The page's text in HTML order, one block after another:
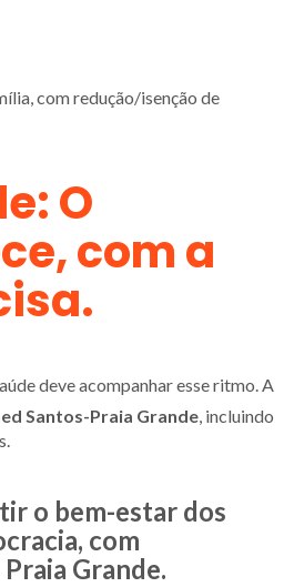
com redução/isenção de
O
com a
deve acompanhar esse ritmo. A
Santos-Praia Grande, incluindo
o bem-estar dos
com
Grande.